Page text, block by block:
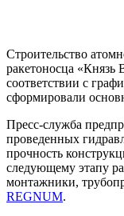
Строительство
ракетоносца «Князь
соответствии с
сформировали
Пресс-служба
проведенных
прочность
следующему этапу
монтажники,
REGNUM.